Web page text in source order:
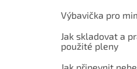
Výbavička pro
Jak skladovat a
použité pleny